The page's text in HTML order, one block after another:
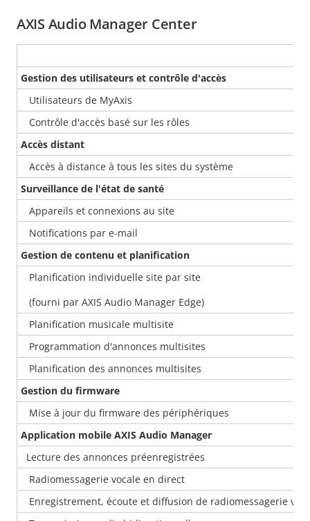
AXIS Audio Manager Center
Gestion des utilisateurs et contrôle d'accès
Utilisateurs de MyAxis
Contrôle d'accès basé sur les rôles
Accès distant
Accès à distance à tous les sites du système
Surveillance de l'état de santé
Appareils et connexions au site
Notifications par e-mail
Gestion de contenu et planification
Planification individuelle site par site
(fourni par AXIS Audio Manager Edge)
Planification musicale multisite
Programmation d'annonces multisites
Planification des annonces multisites
Gestion du firmware
Mise à jour du firmware des périphériques
Application mobile AXIS Audio Manager
Lecture des annonces préenregistrées
Radiomessagerie vocale en direct
Enregistrement, écoute et diffusion de radiomessagerie